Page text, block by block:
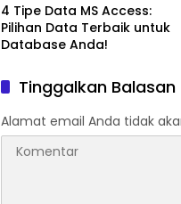
4 Tipe Data MS Access:
Pilihan Data Terbaik untuk
Database Anda!
Tinggalkan Balasan
Alamat email Anda tidak